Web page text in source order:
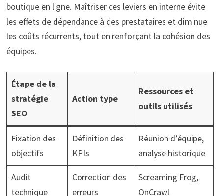
boutique en ligne. Maîtriser ces leviers en interne évite
les effets de dépendance à des prestataires et diminue
les coûts récurrents, tout en renforçant la cohésion des
équipes.
Étape de la
stratégie
SEO
Action type
Ressources et
outils utilisés
Fixation des
objectifs
Définition des
KPIs
Réunion d’équipe,
analyse historique
Audit
technique
Correction des
erreurs
Screaming Frog,
OnCrawl